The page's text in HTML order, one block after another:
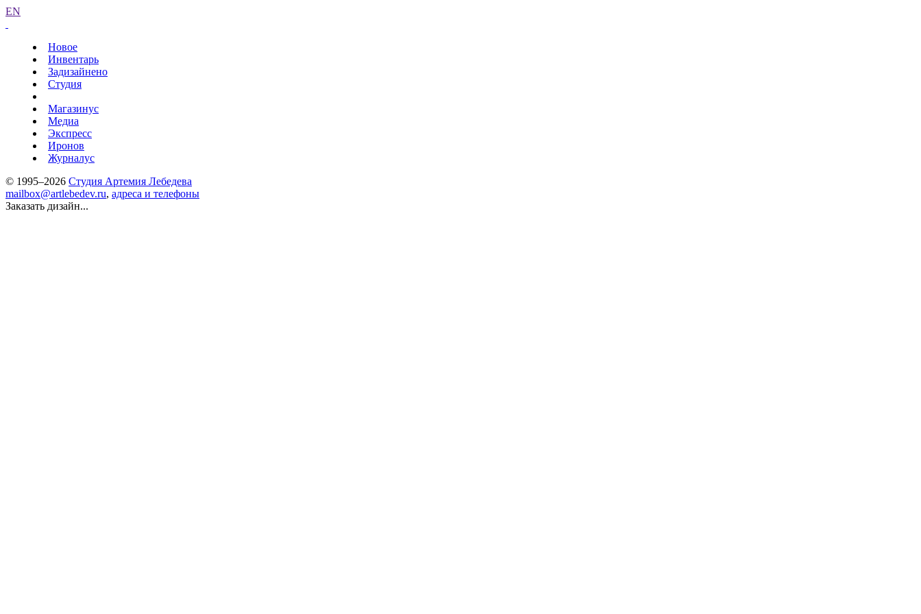
EN
Новое
Инвентарь
Задизайнено
Студия
Магазинус
Медиа
Экспресс
Иронов
Журналус
© 1995–2026 Студия Артемия Лебедева
mailbox@artlebedev.ru, адреса и телефоны
Заказать дизайн...